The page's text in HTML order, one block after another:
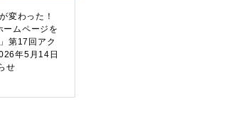
変わった！
ムページを
第17回アク
年5月14日
せ